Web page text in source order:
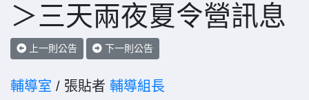
＞三天兩夜夏令營訊息
上一則公告 下一則公告
輔導室 / 張貼者 輔導組長